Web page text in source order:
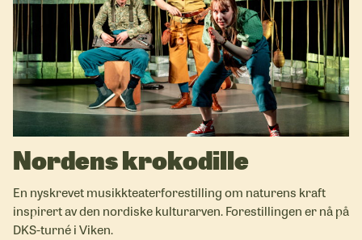
Nordens krokodille
En nyskrevet musikkteaterforestilling om naturens kraft
inspirert av den nordiske kulturarven. Forestillingen er nå på
DKS-turné i Viken.